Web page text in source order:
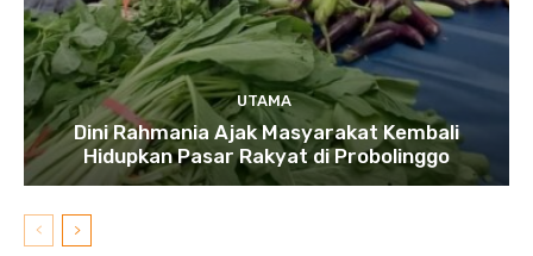
UTAMA
Dini Rahmania Ajak Masyarakat Kembali
Hidupkan Pasar Rakyat di Probolinggo